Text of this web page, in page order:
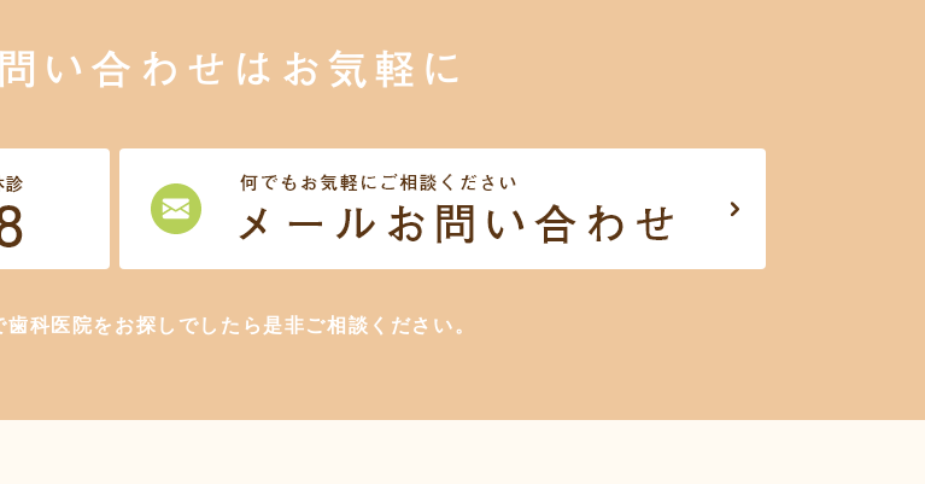
い合わせは お気軽に
科医院をお探しでしたら是非ご相談ください。